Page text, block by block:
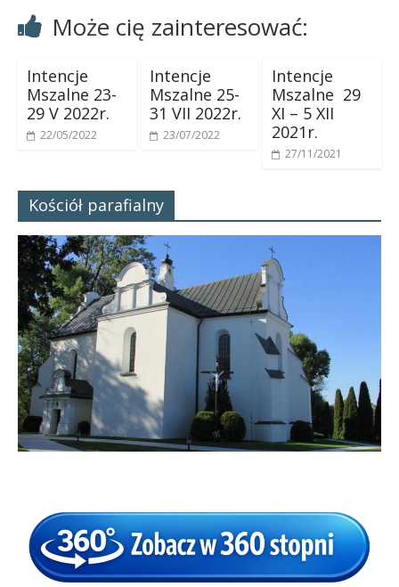
Może cię zainteresować:
Intencje
Mszalne 23-
29 V 2022r.
22/05/2022
Intencje
Mszalne 25-
31 VII 2022r.
23/07/2022
Intencje
Mszalne 29
XI – 5 XII
2021r.
27/11/2021
Kościół parafialny